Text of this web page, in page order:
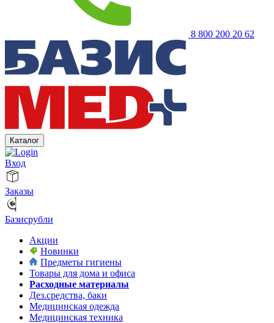
8 800 200 20 62
Каталог
Вход
Заказы
Базисрубли
Акции
Новинки
Предметы гигиены
Товары для дома и офиса
Расходные материалы
Дез.средства, баки
Медицинская одежда
Медицинская техника